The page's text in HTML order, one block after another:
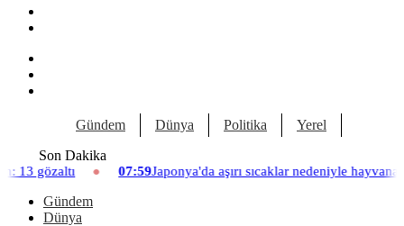
Gündem Dünya Politika Yerel
Son Dakika
07:59Japonya'da aşırı sıcaklar nedeniyle hayvanat bahçesinde üç
Gündem
Dünya